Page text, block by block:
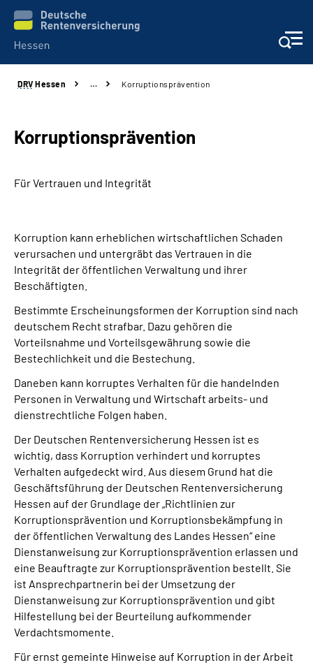
Online-Services
Beratung und Kontakt
Magazine
Über uns
Inhalte in Gebärdensprache (DGS)
Leichte Sprache
Suche
Mein Kundenportal
DRV Hessen … Korruptionsprävention
Korruptionsprävention
Für Vertrauen und Integrität
Korruption kann erheblichen wirtschaftlichen Schaden
verursachen und untergräbt das Vertrauen in die
Integrität der öffentlichen Verwaltung und ihrer
Beschäftigten.
Bestimmte Erscheinungsformen der Korruption sind nach
deutschem Recht strafbar. Dazu gehören die
Vorteilsnahme und Vorteilsgewährung sowie die
Bestechlichkeit und die Bestechung.
Daneben kann korruptes Verhalten für die handelnden
Personen in Verwaltung und Wirtschaft arbeits- und
dienstrechtliche Folgen haben.
Der Deutschen Rentenversicherung Hessen ist es
wichtig, dass Korruption verhindert und korruptes
Verhalten aufgedeckt wird. Aus diesem Grund hat die
Geschäftsführung der Deutschen Rentenversicherung
Hessen auf der Grundlage der „Richtlinien zur
Korruptionsprävention und Korruptionsbekämpfung in
der öffentlichen Verwaltung des Landes Hessen“ eine
Dienstanweisung zur Korruptionsprävention erlassen und
eine Beauftragte zur Korruptionsprävention bestellt. Sie
ist Ansprechpartnerin bei der Umsetzung der
Dienstanweisung zur Korruptionsprävention und gibt
Hilfestellung bei der Beurteilung aufkommender
Verdachtsmomente.
Für ernst gemeinte Hinweise auf Korruption in der Arbeit